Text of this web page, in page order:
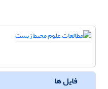
فایل ها